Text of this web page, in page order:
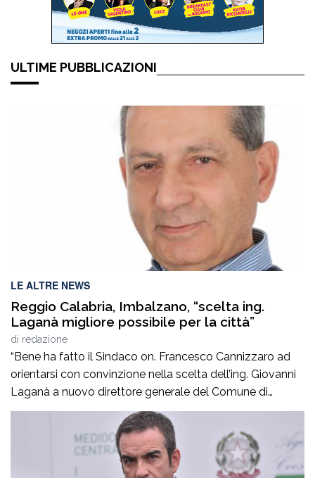
ULTIME PUBBLICAZIONI
LE ALTRE NEWS
Reggio Calabria, Imbalzano, “scelta ing.
Laganà migliore possibile per la città”
di redazione
“Bene ha fatto il Sindaco on. Francesco Cannizzaro ad
orientarsi con convinzione nella scelta dell’ing. Giovanni
Laganà a nuovo direttore generale del Comune di
Reggio in questa fase storica. Un manager di altissimo
profilo che avendo maturato con successo esperienze in
ruoli di alta responsabilità sia sul versante tecnico che in
quello amministrativo -contabile costituisce […]